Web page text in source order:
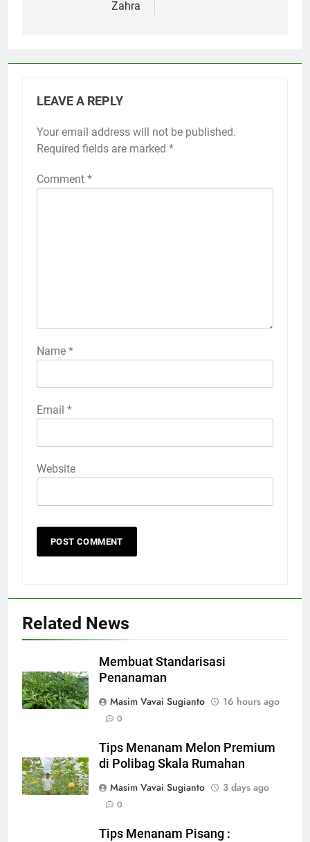
Zahra
LEAVE A REPLY
Your email address will not be published.
Required fields are marked *
Comment *
Name *
Email *
Website
Related News
Membuat Standarisasi
Penanaman
Masim Vavai Sugianto
16 hours ago
0
Tips Menanam Melon Premium
di Polibag Skala Rumahan
Masim Vavai Sugianto
3 days ago
0
Tips Menanam Pisang :